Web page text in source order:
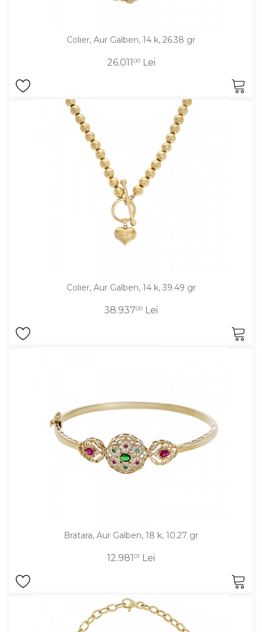
Colier, Aur Galben, 14 k, 26.38 gr
26.01100Lei
Colier, Aur Galben, 14 k, 39.49 gr
38.93700 Lei
Bratara, Aur Galben, 18 k, 10.27 gr
12.98101 Lei